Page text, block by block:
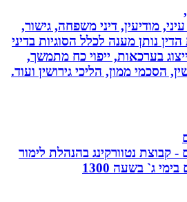
מודיעין, דיני משפחה, גישור,
נותן מענה לכלל הסוגיות בדיני
בערכאות, ייפוי כח מתמשך,
הסכמי ממון, הליכי גירושין ועוד.
נטוורקינג בהנהלת לימור
ג` בשעה 1300